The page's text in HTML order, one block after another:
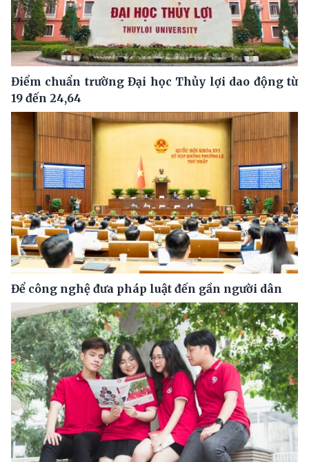
Điểm chuẩn trường Đại học Thủy lợi dao động từ
19 đến 24,64
Để công nghệ đưa pháp luật đến gần người dân